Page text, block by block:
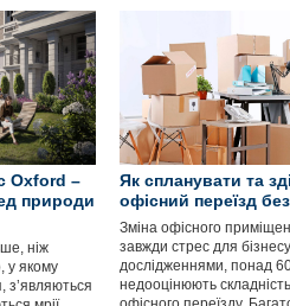
Oxford –
природи
ніж
у якому
з’являються
Як спланувати та
офісний переїзд
Зміна офісного
завжди стрес для
дослідженнями, понад
недооцінюють